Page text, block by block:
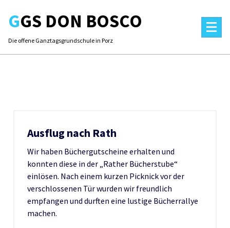
contentGGS DON BOSCO
Die offene Ganztagsgrundschule in Porz
Ausflug nach Rath
Wir haben Büchergutscheine erhalten und
konnten diese in der „Rather Bücherstube“
einlösen. Nach einem kurzen Picknick vor der
verschlossenen Tür wurden wir freundlich
empfangen und durften eine lustige Bücherrallye
machen.